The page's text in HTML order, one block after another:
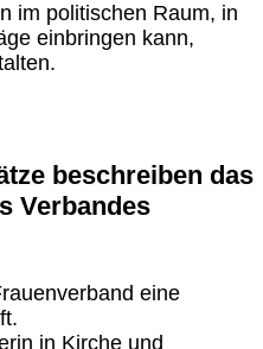
im politischen Raum, in
einbringen kann,
beschreiben das
Verbandes
eine
in Kirche und